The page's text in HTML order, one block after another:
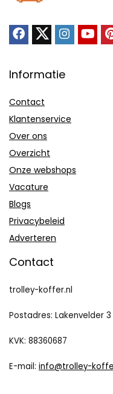
Informatie
Contact
Klantenservice
Over ons
Overzicht
Onze webshops
Vacature
Blogs
Privacybeleid
Adverteren
Contact
trolley-koffer.nl
Postadres: Lakenvelder
KVK: 88360687
E-mail: info@trolley-